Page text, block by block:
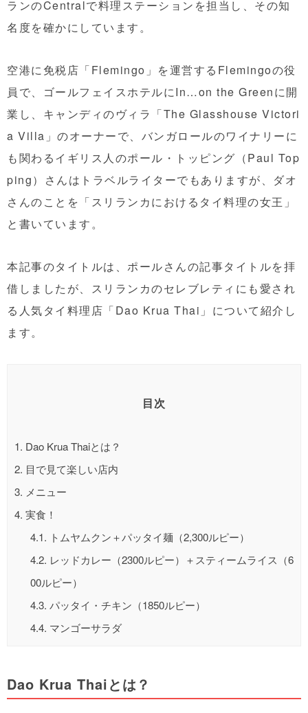
ランのCentralで料理ステーションを担当し、その知
名度を確かにしています。
空港に免税店「Flemingo」を運営するFlemingoの役
員で、ゴールフェイスホテルにIn…on the Greenに開
業し、キャンディのヴィラ「The Glasshouse Victori
a Villa」のオーナーで、バンガロールのワイナリーに
も関わるイギリス人のポール・トッピング（Paul Top
ping）さんはトラベルライターでもありますが、ダオ
さんのことを「スリランカにおけるタイ料理の女王」
と書いています。
本記事のタイトルは、ポールさんの記事タイトルを拝
借しましたが、スリランカのセレブレティにも愛され
る人気タイ料理店「Dao Krua Thai」について紹介し
ます。
目次
1. Dao Krua Thaiとは？
2. 目で見て楽しい店内
3. メニュー
4. 実食！
4.1. トムヤムクン＋パッタイ麺（2,300ルピー）
4.2. レッドカレー（2300ルピー）＋スティームライス（6
00ルピー）
4.3. パッタイ・チキン（1850ルピー）
4.4. マンゴーサラダ
Dao Krua Thaiとは？